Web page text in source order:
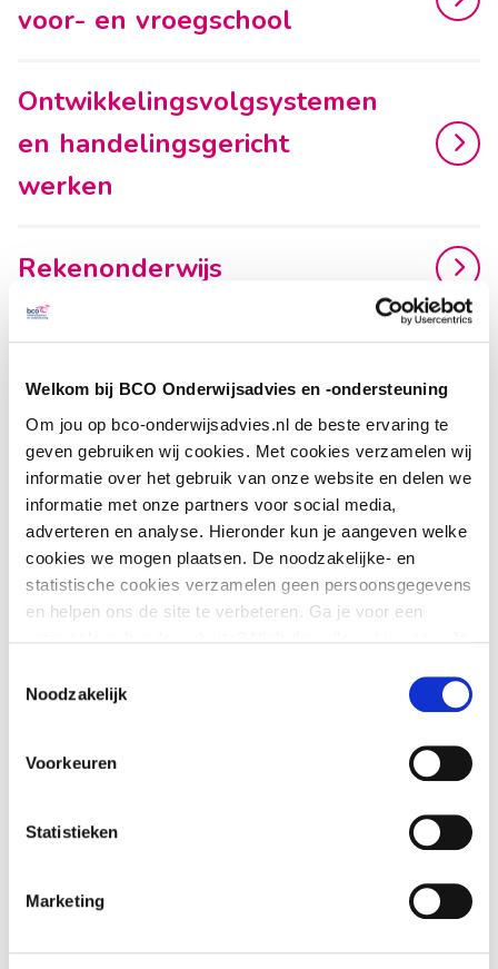
Welkom bij BCO Onderwijsadvies en -ondersteuning
Om jou op bco-onderwijsadvies.nl de beste ervaring te
geven gebruiken wij cookies. Met cookies verzamelen wij
informatie over het gebruik van onze website en delen we
informatie met onze partners voor social media,
adverteren en analyse. Hieronder kun je aangeven welke
cookies we mogen plaatsen. De noodzakelijke- en
statistische cookies verzamelen geen persoonsgegevens
en helpen ons de site te verbeteren. Ga je voor een
Noodzakelijk
Voorkeuren
Statistieken
Marketing
voor- en vroegschool
Ontwikkelingsvolgsystemen
en handelingsgericht
werken
Rekenonderwijs
Kwaliteit van het OAB en de
VVE
Meertaligheid en taalzwakte
in de kinderopvang en het
onderwijs
kindcentrum (IKC)
Preventieve logopedie door
vroegsignalering